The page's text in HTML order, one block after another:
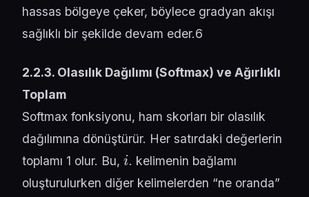
hassas bölgeye çeker, böylece gradyan akışı
sağlıklı bir şekilde devam eder.6
2.2.3. Olasılık Dağılımı (Softmax) ve Ağırlıklı
Toplam
Softmax fonksiyonu, ham skorları bir olasılık
dağılımına dönüştürür. Her satırdaki değerlerin
toplamı 1 olur. Bu,
i
. kelimenin bağlamı
oluşturulurken diğer kelimelerden “ne oranda”